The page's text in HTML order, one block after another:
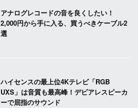
アナログレコードの音を良くしたい！
2,000円から手に入る、買うべきケーブル2
選
ハイセンスの最上位4Kテレビ「RGB
UXS」は音質も最高峰！デビアレスピーカ
ーで屈指のサウンド